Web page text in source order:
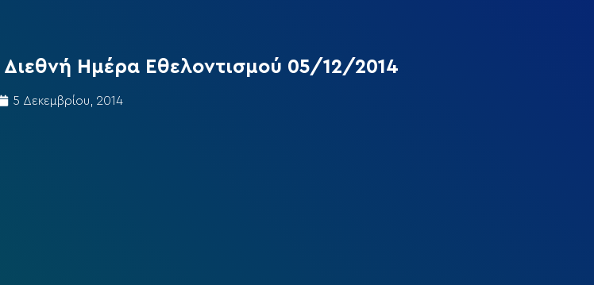
Ημέρα Εθελοντισμού 05/12/2014
5 Δεκεμβρίου, 2014